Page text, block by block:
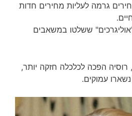
גרמה לעליות מחירים חדות
ששלטו במשאבים
רוסיה הפכה לכלכלה חזקה יותר,
עמוקים.